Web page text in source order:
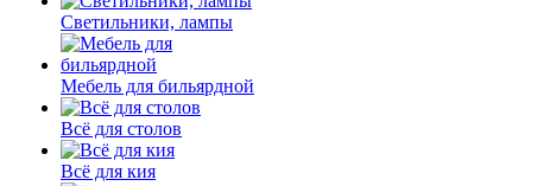
Светильники, лампы
Мебель для бильярдной
Всё для столов
Всё для кия